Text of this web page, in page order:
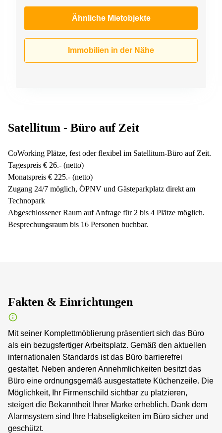
Ähnliche Mietobjekte
Immobilien in der Nähe
Satellitum - Büro auf Zeit
CoWorking Plätze, fest oder flexibel im Satellitum-Büro auf Zeit.
Tagespreis € 26.- (netto)
Monatspreis € 225.- (netto)
Zugang 24/7 möglich, ÖPNV und Gästeparkplatz direkt am
Technopark
Abgeschlossener Raum auf Anfrage für 2 bis 4 Plätze möglich.
Besprechungsraum bis 16 Personen buchbar.
Fakten & Einrichtungen
Mit seiner Komplettmöblierung präsentiert sich das Büro
als ein bezugsfertiger Arbeitsplatz. Gemäß den aktuellen
internationalen Standards ist das Büro barrierefrei
gestaltet. Neben anderen Annehmlichkeiten besitzt das
Büro eine ordnungsgemäß ausgestattete Küchenzeile. Die
Möglichkeit, Ihr Firmenschild sichtbar zu platzieren,
steigert die Bekanntheit Ihrer Marke erheblich. Dank dem
Alarmsystem sind Ihre Habseligkeiten im Büro sicher und
geschützt.